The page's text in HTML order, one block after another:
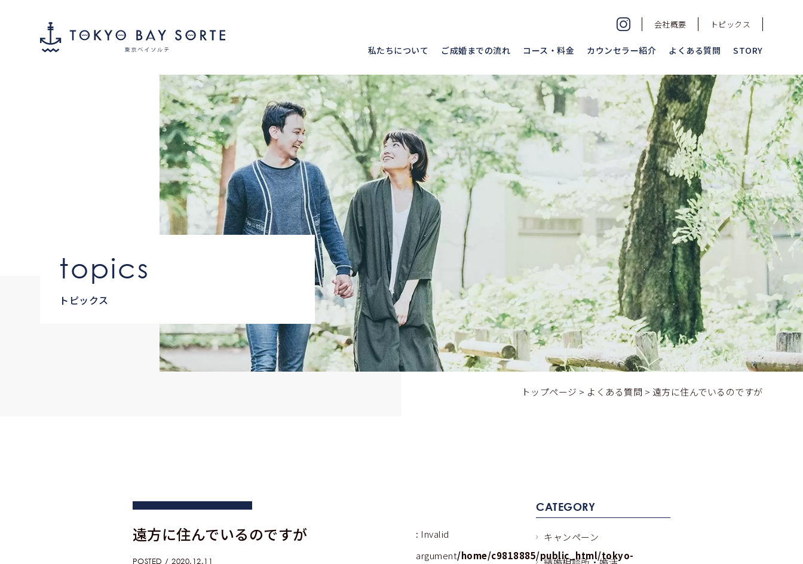
会社概要 トピックス
私たちについて ご成婚までの流れ コース・料金 カウンセラー紹介 よくある質問 STORY
topics
トピックス
トップページ > よくある質問 > 遠方に住んでいるのですが
遠方に住んでいるのですが
POSTED / 2020.12.11
: Invalid
argument/home/c9818885/public_html/tokyo-
CATEGORY
キャンペーン